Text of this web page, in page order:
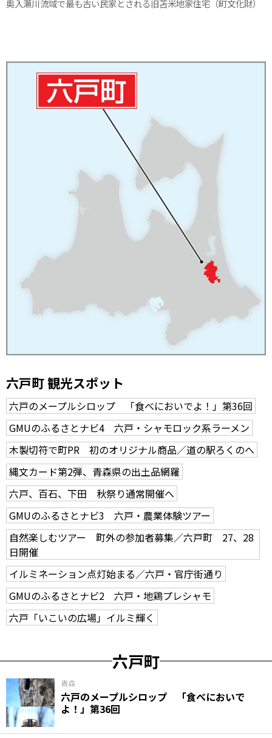
奥入瀬川流域で最も古い民家とされる旧苫米地家住宅（町文化財）
六戸町 観光スポット
六戸のメープルシロップ 「食べにおいでよ！」第36回
GMUのふるさとナビ4 六戸・シャモロック系ラーメン
木製切符で町PR 初のオリジナル商品／道の駅ろくのへ
縄文カード第2弾、青森県の出土品網羅
六戸、百石、下田 秋祭り通常開催へ
GMUのふるさとナビ3 六戸・農業体験ツアー
自然楽しむツアー 町外の参加者募集／六戸町 27、28
日開催
イルミネーション点灯始まる／六戸・官庁街通り
GMUのふるさとナビ2 六戸・地鶏プレシャモ
六戸「いこいの広場」イルミ輝く
六戸町
青森
六戸のメープルシロップ 「食べにおいで
よ！」第36回